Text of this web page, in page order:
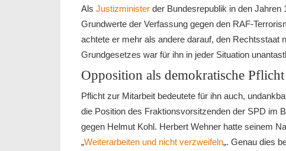
Als Justizminister der Bundesrepublik in den Jahren
Grundwerte der Verfassung gegen den RAF-
achtete er mehr als andere darauf, den Rechtsstaat
Grundgesetzes war für ihn in jeder Situation
Opposition als demokratische Pflicht
Pflicht zur Mitarbeit bedeutete für ihn auch,
die Position des Fraktionsvorsitzenden der SPD im
gegen Helmut Kohl. Herbert Wehner hatte seinem
„Weiterarbeiten und nicht verzweifeln„. Genau dies